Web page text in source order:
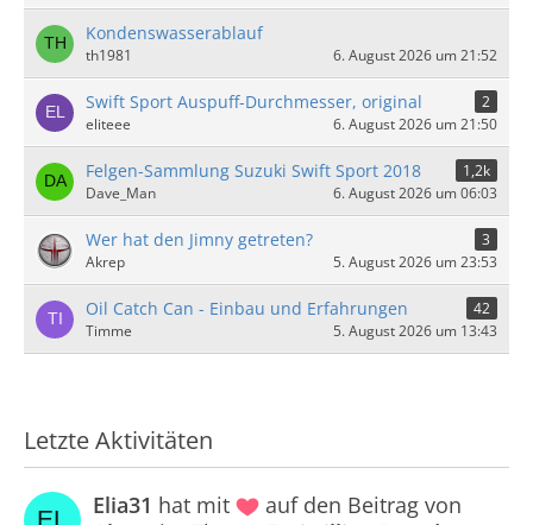
Kondenswasserablauf
th1981 6. August 2026 um 21:52
Swift Sport Auspuff-Durchmesser, original
2
eliteee
6. August 2026 um 21:50
Felgen-Sammlung Suzuki Swift Sport 2018
1,2k
Dave_Man
6. August 2026 um 06:03
Wer hat den Jimny getreten?
3
Akrep
5. August 2026 um 23:53
Oil Catch Can - Einbau und Erfahrungen
42
Timme
5. August 2026 um 13:43
Letzte Aktivitäten
Elia31 hat mit
auf den Beitrag von